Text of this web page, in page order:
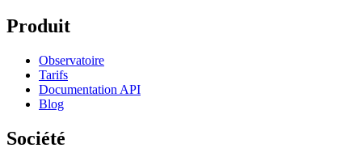
Produit
Observatoire
Tarifs
Documentation API
Blog
Société